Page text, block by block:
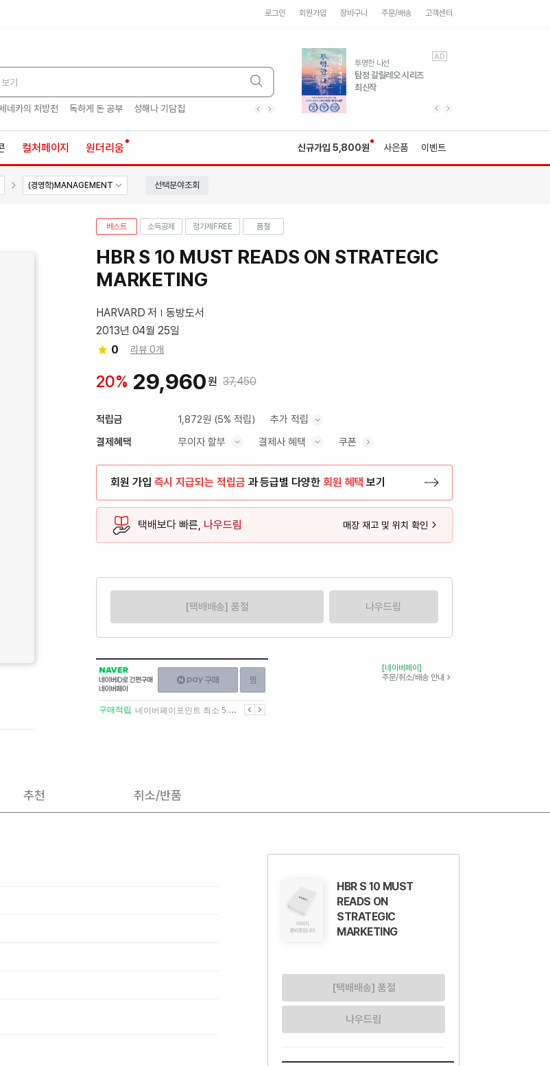
로그인 회원가입 장바구니 주문/배송 고객센터
네카의 처방전 독하게 돈 공부 성해나 기담집 히가시노게이고 추모 수족관 독하게 돈 공부
유럽 도시 기행3
풍성한 서사와 인문학적
통찰!
AD
투명한 나선
탐정 갈릴레오 시리즈
최신작
AD
컬처페이지 원더리움 신규가입 5,800원 사은품 이벤트
(경영학)MANAGEMENT 선택분야조회
베스트 소득공제 정가제FREE 품절
HBR S 10 MUST READS ON STRATEGIC
MARKETING
HARVARD 저
동방도서
2013년 04월 25일
0
리뷰 0개
20% 29,960원 37,450
적립금 1,872원 (5% 적립) 추가 적립
결제혜택 무이자 할부 결제사 혜택 쿠폰
회원 가입 즉시 지급되는 적립금 과 등급별 다양한 회원 혜택 보기
택배보다 빠른, 나우드림 매장 재고 및 위치 확인
[택배배송] 품절 나우드림
NAVER
네이버
ID로
간편구매
네이버페이
구매하기
이전
구매적립 네이버페이포인트 최소 5.5% 적립 다음
[네이버페이]
주문/취소/배송 안내
추천 취소/반품
HBR S 10 MUST
READS ON
STRATEGIC
MARKETING
[택배배송] 품절
나우드림